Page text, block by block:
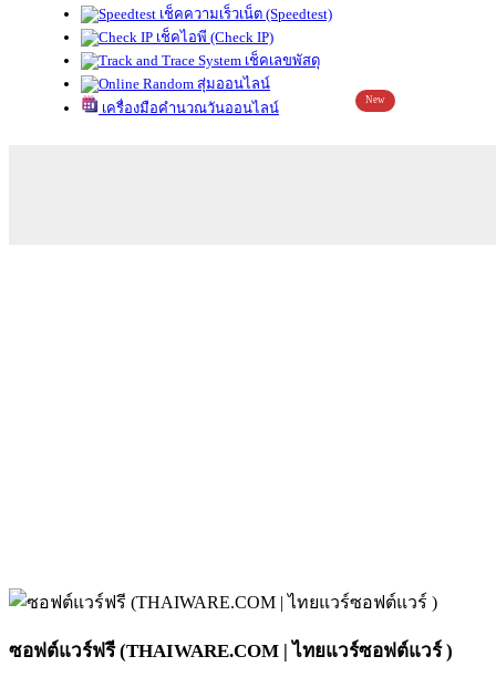
เช็คความเร็วเน็ต (Speedtest)
เช็คไอพี (Check IP)
เช็คเลขพัสดุ
สุ่มออนไลน์
เครื่องมือคำนวณวันออนไลน์
New
ซอฟต์แวร์ฟรี (THAIWARE.COM | ไทยแวร์ซอฟต์แวร์ )